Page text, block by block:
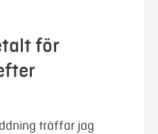
för
träffar jag